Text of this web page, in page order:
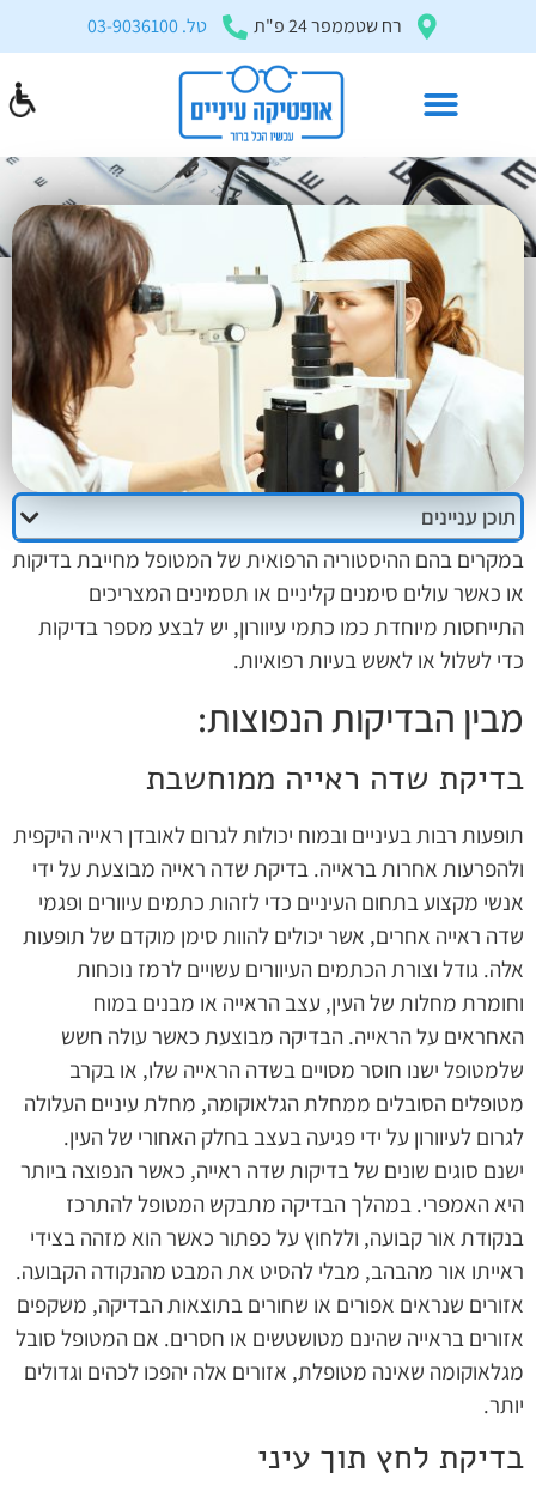
זֶה
"המרכז
הישראלי
לְהַנְגָּשָׁת
אָתָרִים".
הָאֲתָר.
תַּפְרִיט
הֵנְּגִישׁוּת
לְחַץ
ALT+0
רח שטממפר 24 פ"ת טל. 03-9036100
בדיקות לאבחון ומניעה של מחלות עיניים
דף הבית»מאמרים ומדריכים» בדיקות לאבחון ומניעה של מחלות עיניים
תוכן עניינים
במקרים בהם ההיסטוריה הרפואית של המטופל מחייבת בדיקות
או כאשר עולים סימנים קליניים או תסמינים המצריכים
התייחסות מיוחדת כמו כתמי עיוורון, יש לבצע מספר בדיקות
כדי לשלול או לאשש בעיות רפואיות.
מבין הבדיקות הנפוצות:
בדיקת שדה ראייה ממוחשבת
תופעות רבות בעיניים ובמוח יכולות לגרום לאובדן ראייה היקפית
ולהפרעות אחרות בראייה. בדיקת שדה ראייה מבוצעת על ידי
אנשי מקצוע בתחום העיניים כדי לזהות כתמים עיוורים ופגמי
שדה ראייה אחרים, אשר יכולים להוות סימן מוקדם של תופעות
אלה. גודל וצורת הכתמים העיוורים עשויים לרמז נוכחות
וחומרת מחלות של העין, עצב הראייה או מבנים במוח
האחראים על הראייה. הבדיקה מבוצעת כאשר עולה חשש
שלמטופל ישנו חוסר מסויים בשדה הראייה שלו, או בקרב
מטופלים הסובלים ממחלת הגלאוקומה, מחלת עיניים העלולה
לגרום לעיוורון על ידי פגיעה בעצב בחלק האחורי של העין.
ישנם סוגים שונים של בדיקות שדה ראייה, כאשר הנפוצה ביותר
היא האמפרי. במהלך הבדיקה מתבקש המטופל להתרכז
בנקודת אור קבועה, וללחוץ על כפתור כאשר הוא מזהה בצידי
ראייתו אור מהבהב, מבלי להסיט את המבט מהנקודה הקבועה.
אזורים שנראים אפורים או שחורים בתוצאות הבדיקה, משקפים
אזורים בראייה שהינם מטושטשים או חסרים. אם המטופל סובל
מגלאוקומה שאינה מטופלת, אזורים אלה יהפכו לכהים וגדולים
יותר.
בדיקת לחץ תוך עיני